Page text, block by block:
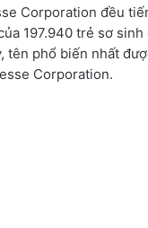
Corporation đều
197.940 trẻ sơ
tên phổ biến nhất
Corporation.